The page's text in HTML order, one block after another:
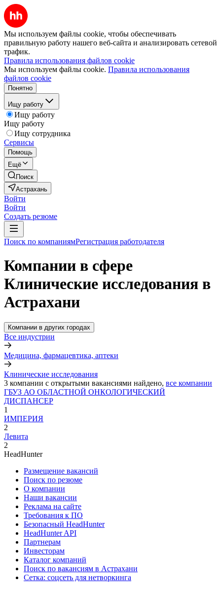
Мы используем файлы cookie, чтобы обеспечивать
правильную работу нашего веб-сайта и анализировать сетевой
трафик.
Правила использования файлов cookie
Мы используем файлы cookie. Правила использования
файлов cookie
Понятно
Ищу работу
Ищу работу
Ищу работу
Ищу сотрудника
Сервисы
Помощь
Ещё
Поиск
Астрахань
Войти
Войти
Создать резюме
Поиск по компаниямРегистрация работодателя
Компании в сфере
Клинические исследования в
Астрахани
Компании в других городах
Все индустрии
Медицина, фармацевтика, аптеки
Клинические исследования
3 компании с открытыми вакансиями найдено, все компании
ГБУЗ АО ОБЛАСТНОЙ ОНКОЛОГИЧЕСКИЙ
ДИСПАНСЕР
1
ИМПЕРИЯ
2
Левита
2
HeadHunter
Размещение вакансий
Поиск по резюме
О компании
Наши вакансии
Реклама на сайте
Требования к ПО
Безопасный HeadHunter
HeadHunter API
Партнерам
Инвесторам
Каталог компаний
Поиск по вакансиям в Астрахани
Сетка: соцсеть для нетворкинга